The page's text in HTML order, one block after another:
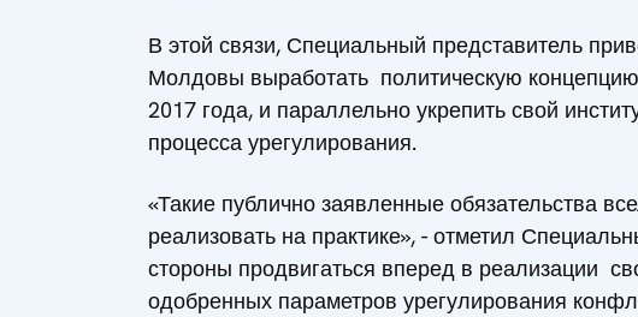
В этой связи, Специальный представитель
Молдовы выработать политическую
2017 года, и параллельно укрепить свой
процесса урегулирования.
«Такие публично заявленные обязательства
реализовать на практике», - отметил
стороны продвигаться вперед в реализации
одобренных параметров урегулирования